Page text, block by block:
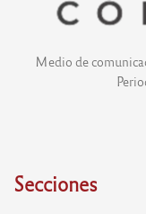
Medio de
Secciones